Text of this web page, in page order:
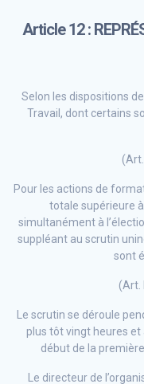
Article 12 :
Selon les dispositions
Travail, dont certains
Pour les actions de
totale supérieure
simultanément à
suppléant au scrutin
sont
(Art.
Le scrutin se déroule
plus tôt vingt heures
début de la
Le directeur de